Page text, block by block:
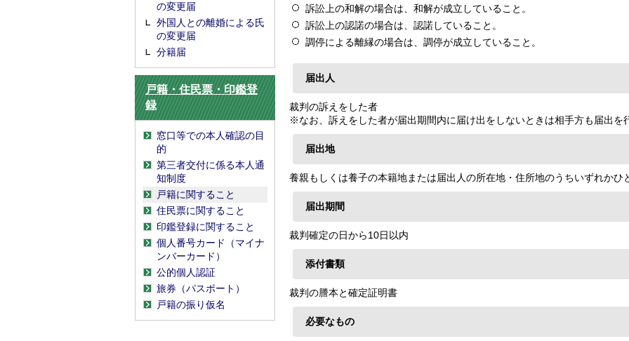
の変更届
外国人との離婚による氏
の変更届
分籍届
戸籍・住民票・印鑑登
録
窓口等での本人確認の目
的
第三者交付に係る本人通
知制度
戸籍に関すること
住民票に関すること
印鑑登録に関すること
個人番号カード（マイナ
ンバーカード）
公的個人認証
旅券（パスポート）
戸籍の振り仮名
訴訟上の和解の場合は、和解が成立していること。
訴訟上の認諾の場合は、認諾していること。
調停による離縁の場合は、調停が成立していること。
届出人
裁判の訴えをした者
※なお、訴えをした者が届出期間内に届け出をしないときは相手方も届出を
届出地
養親もしくは養子の本籍地または届出人の所在地・住所地のうちいずれかひ
届出期間
裁判確定の日から10日以内
添付書類
裁判の謄本と確定証明書
必要なもの